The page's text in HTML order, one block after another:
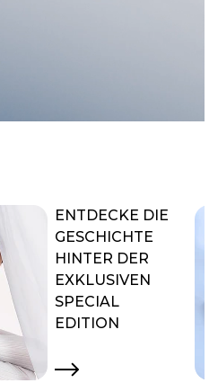
ENTDECKE DIE
GESCHICHTE
HINTER DER
EXKLUSIVEN
SPECIAL
EDITION